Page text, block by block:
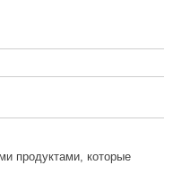
продуктами, которые